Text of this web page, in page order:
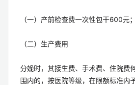
（一）产前检查费一次性包干600元；
（二）生产费用
分娩时，其接生费、手术费、住院费
围内的，按医院等级，在限额标准内